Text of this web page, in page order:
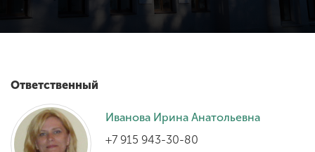
Сведения об
образовательной
Ответственный
Иванова Ирина Анатольевна
+7 915 943-30-80